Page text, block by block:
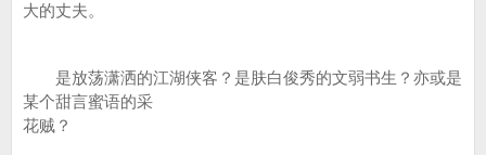
大的丈夫。
是放荡潇洒的江湖侠客？是肤白俊秀的文弱书生？亦或是
某个甜言蜜语的采
花贼？